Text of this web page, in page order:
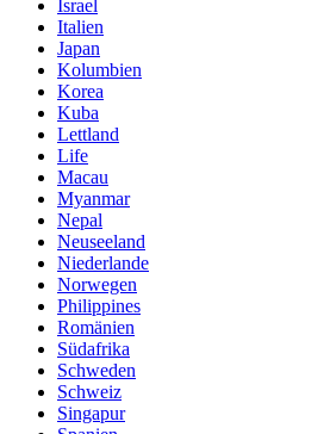
Israel
Italien
Japan
Kolumbien
Korea
Kuba
Lettland
Life
Macau
Myanmar
Nepal
Neuseeland
Niederlande
Norwegen
Philippines
Romänien
Südafrika
Schweden
Schweiz
Singapur